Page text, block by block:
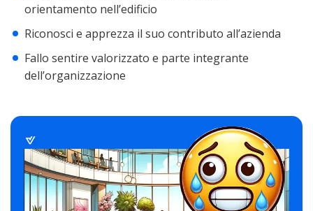
orientamento nell’edificio
Riconosci e apprezza il suo contributo all’azienda
Fallo sentire valorizzato e parte integrante
dell’organizzazione